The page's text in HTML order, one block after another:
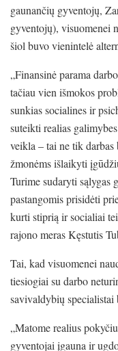
gaunančių gyventojų,
gyventojų), visuomenei
šiol buvo vienintelė
„Finansinė parama
tačiau vien išmokos
sunkias socialines ir
suteikti realias
veikla – tai ne tik
žmonėms išlaikyti
Turime sudaryti sąlygas
pastangomis prisidėti
kurti stiprią ir socialiai
rajono meras Kęstutis
Tai, kad visuomenei
tiesiogiai su darbo
savivaldybių specialistai
„Matome realius
gyventojai įgauna ir